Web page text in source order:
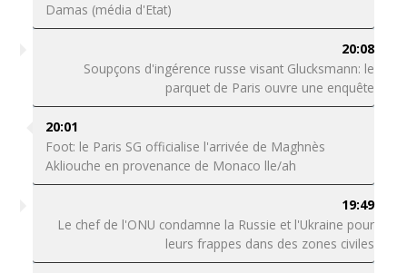
Damas (média d'Etat)
20:08
Soupçons d'ingérence russe visant Glucksmann: le
parquet de Paris ouvre une enquête
20:01
Foot: le Paris SG officialise l'arrivée de Maghnès
Akliouche en provenance de Monaco lle/ah
19:49
Le chef de l'ONU condamne la Russie et l'Ukraine pour
leurs frappes dans des zones civiles